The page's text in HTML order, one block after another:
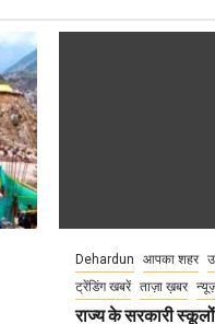
Dehardun आपका शहर
ट्रेंडिंग खबरें
ताज़ा ख़बर
राज्य के सरकारी स्कूलों